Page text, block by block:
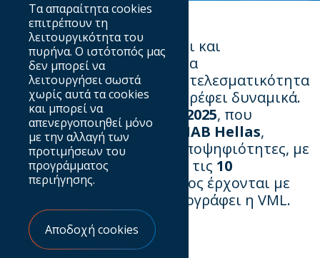
Ο θεσμός που αναγνωρίζει και
επιβραβεύει την κορυφαία
δημιουργικότητα και αποτελεσματικότητα
στο ελληνικό digital επιστρέφει δυναμικά.
ΤαMIXXAwards Greece 2025, που
διοργανώνονται από τον
IAB Hellas,
ανοίγουν επισήμως τις υποψηφιότητες, με
προθεσμία υποβολής έως τις 10
Οκτωβρίου 2025
, και φέτος έρχονται με
μια νέα καμπάνια που υπογράφει η VML.
#DigitalWins
Τα απαραίτητα cookies
επιτρέπουν τη
λειτουργικότητα του
πυρήνα. Ο ιστότοπός μας
δεν μπορεί να
λειτουργήσει σωστά
χωρίς αυτά τα cookies
και μπορεί να
απενεργοποιηθεί μόνο
με την αλλαγή των
προτιμήσεων του
προγράμματος
περιήγησης.
Αποδοχή cookies